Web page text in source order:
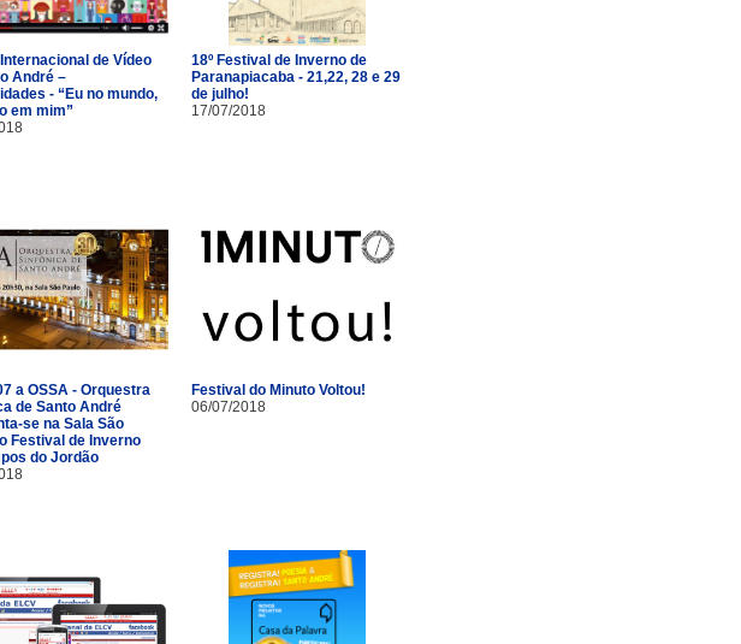
de Vídeo
André –
- “Eu no mundo,
em mim”
18º Festival de Inverno de
Paranapiacaba - 21,22, 28 e 29
de julho!
17/07/2018
a OSSA - Orquestra
de Santo André
se na Sala São
Festival de Inverno
do Jordão
Festival do Minuto Voltou!
06/07/2018